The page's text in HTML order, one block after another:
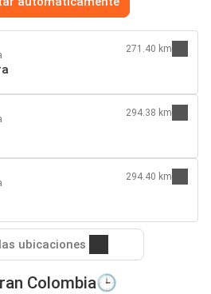
271.40 km
294.38 km
294.40 km
ubicaciones
Colombia🕒